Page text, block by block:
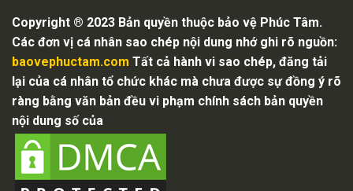
Copyright ® 2023 Bản quyền thuộc bảo vệ Phúc Tâm.
Các đơn vị cá nhân sao chép nội dung nhớ ghi rõ nguồn:
baovephuctam.com Tất cả hành vi sao chép, đăng tải
lại của cá nhân tổ chức khác mà chưa được sự đồng ý rõ
ràng bằng văn bản đều vi phạm chính sách bản quyền
nội dung số của